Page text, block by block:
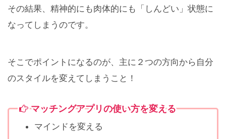
その結果、精神的にも肉体的にも「しんどい」状態に
なってしまうのです。
そこでポイントになるのが、主に２つの方向から自分
のスタイルを変えてしまうこと！
マッチングアプリの使い方を変える
マインドを変える